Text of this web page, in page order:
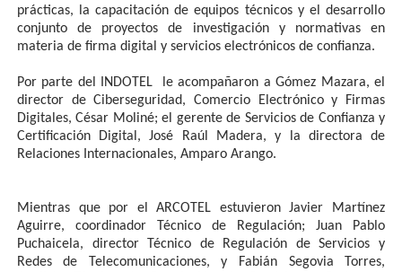
prácticas, la capacitación de equipos técnicos y el desarrollo
conjunto de proyectos de investigación y normativas en
materia de firma digital y servicios electrónicos de confianza.
Por parte del INDOTEL le acompañaron a Gómez Mazara, el
director de Ciberseguridad, Comercio Electrónico y Firmas
Digitales, César Moliné; el gerente de Servicios de Confianza y
Certificación Digital, José Raúl Madera, y la directora de
Relaciones Internacionales, Amparo Arango.
Mientras que por el ARCOTEL estuvieron Javier Martínez
Aguirre, coordinador Técnico de Regulación; Juan Pablo
Puchaicela, director Técnico de Regulación de Servicios y
Redes de Telecomunicaciones, y Fabián Segovia Torres,